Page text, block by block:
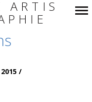
ARTIS
2015 /